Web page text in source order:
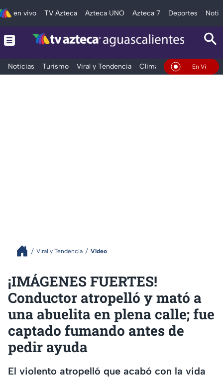
en vivo TV Azteca Azteca UNO Azteca 7 Deportes
Noticias Turismo Viral y Tendencia Clima DeportesEn Vivo
Viral y Tendencia Video
¡IMÁGENES FUERTES!
Conductor atropelló y mató a
una abuelita en plena calle; fue
captado fumando antes de
pedir ayuda
El violento atropelló que acabó con la vida